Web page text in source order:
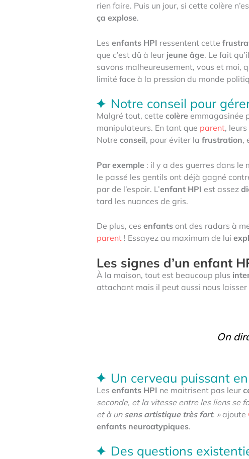
rien faire. Puis un jour, si cette colère
ça explose.
Les enfants HPI ressentent cette
que c’est dû à leur jeune âge. Le fait
savons malheureusement, vous et moi,
limité face à la pression du monde
Notre conseil pour
Malgré tout, cette colère emmagasinée
manipulateurs. En tant que parent, leurs
Notre conseil, pour éviter la frustration,
Par exemple : il y a des guerres dans le
le passé les gentils ont déjà gagné
par de l’espoir. L’enfant HPI est assez
tard les nuances de gris.
De plus, ces enfants ont des radars à
parent ! Essayez au maximum de lui
Les signes d’un enfant
À la maison, tout est beaucoup plus
attachant mais il peut aussi nous
On
Un cerveau puissant
Les enfants HPI ne maitrisent pas leur
seconde, et la vitesse entre les liens se
et à un sens artistique très fort. »ajoute
enfants neuroatypiques.
Des questions